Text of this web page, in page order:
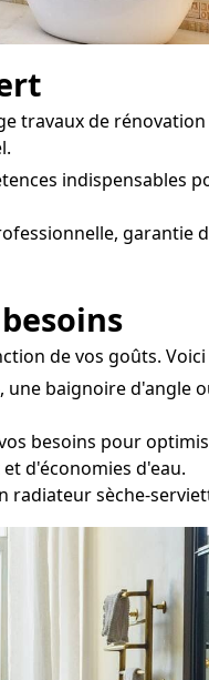
travaux de
indispensables
garantie
de vos goûts.
baignoire d'angle
besoins pour
d'économies d'eau.
radiateur sèche-